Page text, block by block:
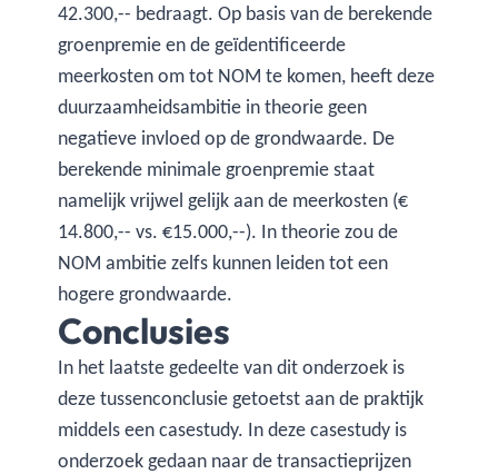
42.300,-- bedraagt. Op basis van de berekende
groenpremie en de geïdentificeerde
meerkosten om tot NOM te komen, heeft deze
duurzaamheidsambitie in theorie geen
negatieve invloed op de grondwaarde. De
berekende minimale groenpremie staat
namelijk vrijwel gelijk aan de meerkosten (€
14.800,-- vs. €15.000,--). In theorie zou de
NOM ambitie zelfs kunnen leiden tot een
hogere grondwaarde.
Conclusies
In het laatste gedeelte van dit onderzoek is
deze tussenconclusie getoetst aan de praktijk
middels een casestudy. In deze casestudy is
onderzoek gedaan naar de transactieprijzen